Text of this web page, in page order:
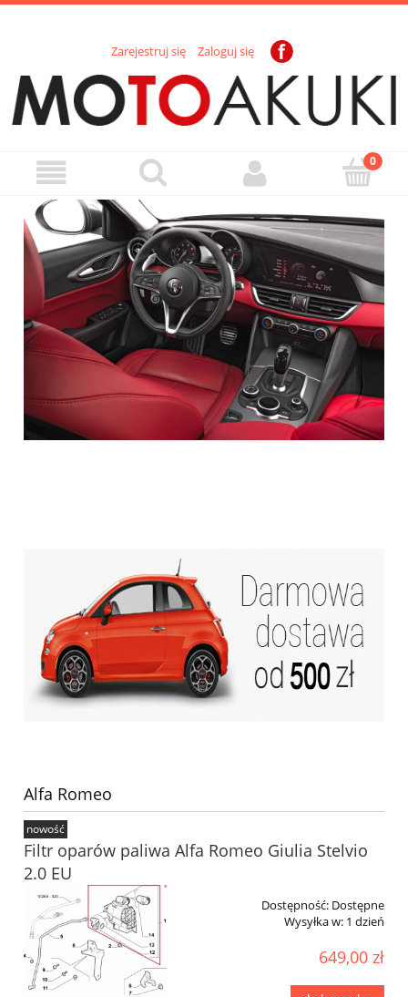
Zarejestruj się Zaloguj się
Alfa Romeo
Filtr oparów paliwa Alfa Romeo Giulia Stelvio
2.0 EU
Dostępność: Dostępne
Wysyłka w: 1 dzień
649,00 zł
nowość